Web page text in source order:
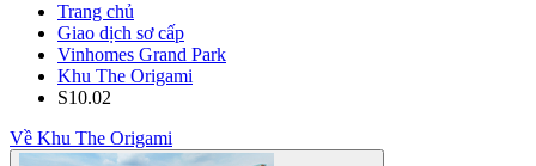
Trang chủ
Giao dịch sơ cấp
Vinhomes Grand Park
Khu The Origami
S10.02
Về Khu The Origami